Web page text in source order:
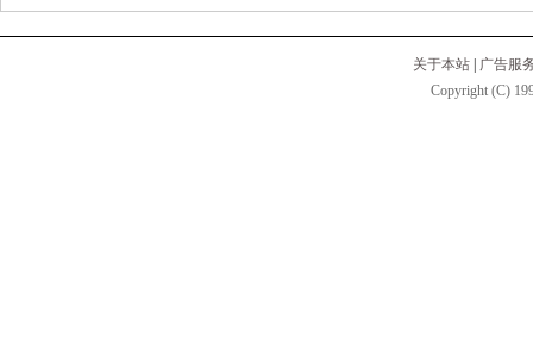
关于本站
广告服
Copyright (C)